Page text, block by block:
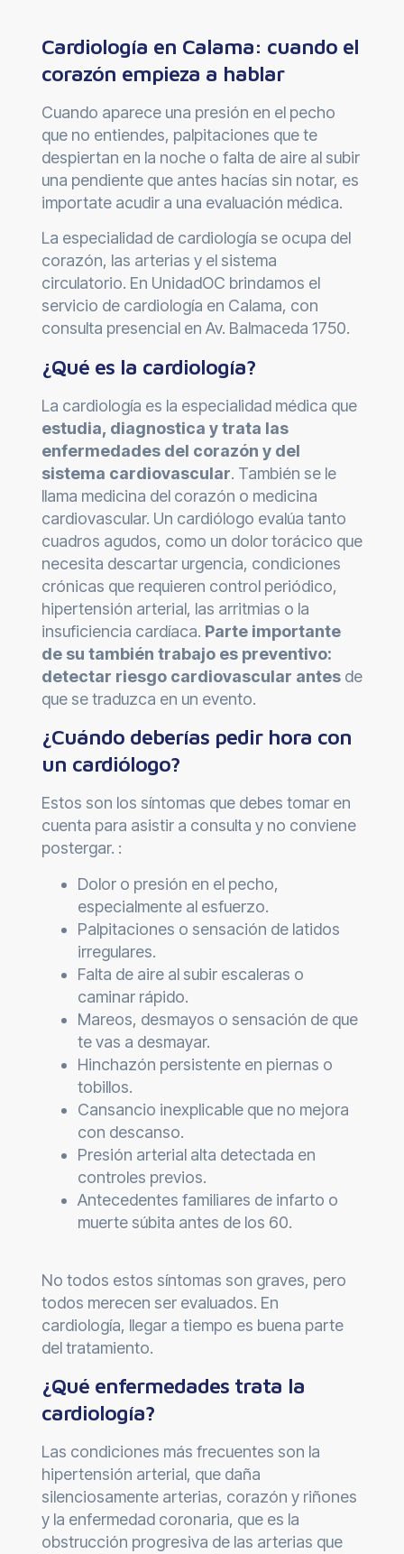
Cardiología en Calama: cuando el
corazón empieza a hablar
Cuando aparece una presión en el pecho
que no entiendes, palpitaciones que te
despiertan en la noche o falta de aire al subir
una pendiente que antes hacías sin notar, es
importate acudir a una evaluación médica.
La especialidad de cardiología se ocupa del
corazón, las arterias y el sistema
circulatorio. En UnidadOC brindamos el
servicio de cardiología en Calama, con
consulta presencial en Av. Balmaceda 1750.
¿Qué es la cardiología?
La cardiología es la especialidad médica que
estudia, diagnostica y trata las
enfermedades del corazón y del
sistema cardiovascular. También se le
llama medicina del corazón o medicina
cardiovascular. Un cardiólogo evalúa tanto
cuadros agudos, como un dolor torácico que
necesita descartar urgencia, condiciones
crónicas que requieren control periódico,
hipertensión arterial, las arritmias o la
insuficiencia cardíaca. Parte importante
de su también trabajo es preventivo:
detectar riesgo cardiovascular antes de
que se traduzca en un evento.
¿Cuándo deberías pedir hora con
un cardiólogo?
Estos son los síntomas que debes tomar en
cuenta para asistir a consulta y no conviene
postergar. :
Dolor o presión en el pecho,
especialmente al esfuerzo.
Palpitaciones o sensación de latidos
irregulares.
Falta de aire al subir escaleras o
caminar rápido.
Mareos, desmayos o sensación de que
te vas a desmayar.
Hinchazón persistente en piernas o
tobillos.
Cansancio inexplicable que no mejora
con descanso.
Presión arterial alta detectada en
controles previos.
Antecedentes familiares de infarto o
muerte súbita antes de los 60.
No todos estos síntomas son graves, pero
todos merecen ser evaluados. En
cardiología, llegar a tiempo es buena parte
del tratamiento.
¿Qué enfermedades trata la
cardiología?
Las condiciones más frecuentes son la
hipertensión arterial, que daña
silenciosamente arterias, corazón y riñones
y la enfermedad coronaria, que es la
obstrucción progresiva de las arterias que